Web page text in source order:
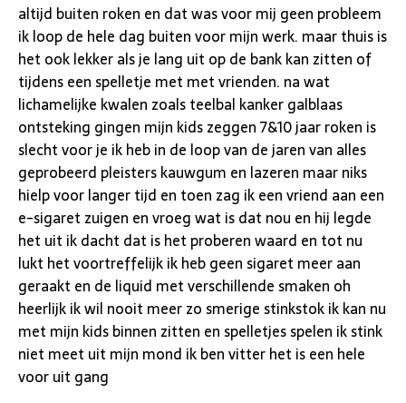
altijd buiten roken en dat was voor mij geen probleem
ik loop de hele dag buiten voor mijn werk. maar thuis is
het ook lekker als je lang uit op de bank kan zitten of
tijdens een spelletje met met vrienden. na wat
lichamelijke kwalen zoals teelbal kanker galblaas
ontsteking gingen mijn kids zeggen 7&10 jaar roken is
slecht voor je ik heb in de loop van de jaren van alles
geprobeerd pleisters kauwgum en lazeren maar niks
hielp voor langer tijd en toen zag ik een vriend aan een
e-sigaret zuigen en vroeg wat is dat nou en hij legde
het uit ik dacht dat is het proberen waard en tot nu
lukt het voortreffelijk ik heb geen sigaret meer aan
geraakt en de liquid met verschillende smaken oh
heerlijk ik wil nooit meer zo smerige stinkstok ik kan nu
met mijn kids binnen zitten en spelletjes spelen ik stink
niet meet uit mijn mond ik ben vitter het is een hele
voor uit gang